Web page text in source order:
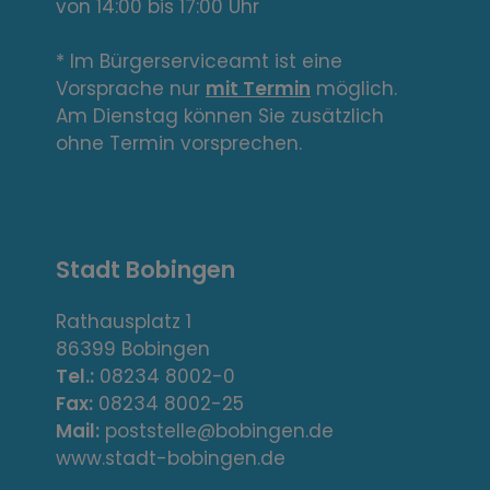
i
n
k
s
A
d
r
e
s
s
von 14:00 bis 17:00 Uhr
* Im Bürgerserviceamt ist eine
Vorsprache nur mit Termin möglich.
Am Dienstag können Sie zusätzlich
ohne Termin vorsprechen.
Stadt Bobingen
Rathausplatz 1
86399 Bobingen
Tel.: 08234 8002-0
Fax: 08234 8002-25
Mail: poststelle@bobingen.de
www.stadt-bobingen.de